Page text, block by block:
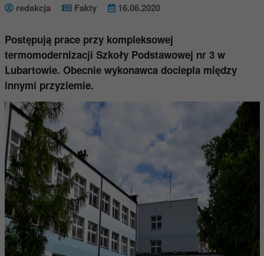
redakcja Fakty 16.06.2020
Postępują prace przy kompleksowej
termomodernizacji Szkoły Podstawowej nr 3 w
Lubartowie. Obecnie wykonawca dociepla między
innymi przyziemie.